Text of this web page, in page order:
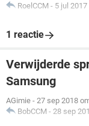
RoelCCM - 5 jul
1 reactie
Verwijderde
Samsung
AGimie - 27 sep 2018
BobCCM - 28 sep